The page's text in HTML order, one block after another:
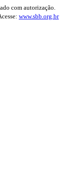
com autorização.
www.sbb.org.br